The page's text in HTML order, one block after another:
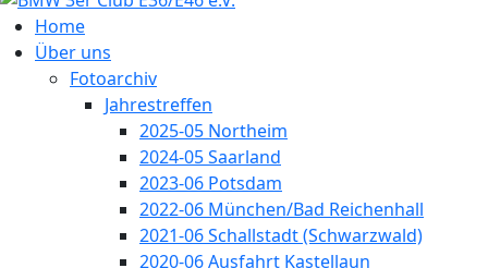
Home
Über uns
Fotoarchiv
Jahrestreffen
2025-05 Northeim
2024-05 Saarland
2023-06 Potsdam
2022-06 München/Bad Reichenhall
2021-06 Schallstadt (Schwarzwald)
2020-06 Ausfahrt Kastellaun